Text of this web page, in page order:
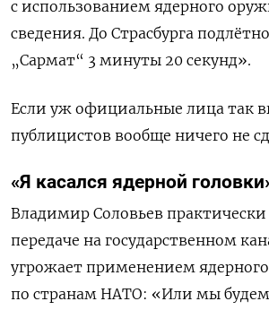
с использованием ядерного
сведения. До Страсбурга
„Сармат“ 3 минуты 20 секунд».
Если уж официальные лица так
публицистов вообще ничего не
«Я касался ядерной
Владимир Соловьев
передаче на государственном
угрожает применением
по странам НАТО: «Или мы будем